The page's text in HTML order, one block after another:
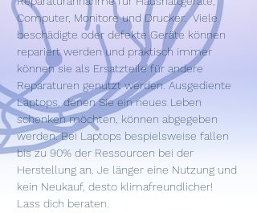
Computer, Monitore und Drucker.  Viele
beschädigte oder defekte Geräte können
repariert werden und praktisch immer
können sie als Ersatzteile für andere
Reparaturen genutzt werden. Ausgediente
Laptops, denen Sie ein neues Leben
schenken möchten, können abgegeben
werden. Bei Laptops bespielsweise fallen
bis zu 90% der Ressourcen bei der
Herstellung an. Je länger eine Nutzung und
kein Neukauf, desto klimafreundlicher!
Lass dich beraten.